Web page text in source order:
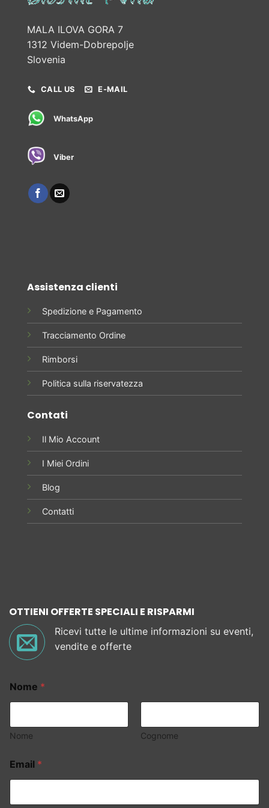
MALA ILOVA GORA 7
1312 Videm-Dobrepolje
Slovenia
CALL US E-MAIL
WhatsApp
Viber
Assistenza clienti
Spedizione e Pagamento
Tracciamento Ordine
Rimborsi
Politica sulla riservatezza
Contati
Il Mio Account
I Miei Ordini
Blog
Contatti
OTTIENI OFFERTE SPECIALI E RISPARMI
Ricevi tutte le ultime informazioni su eventi,
vendite e offerte
Nome *
Nome Cognome
Email *